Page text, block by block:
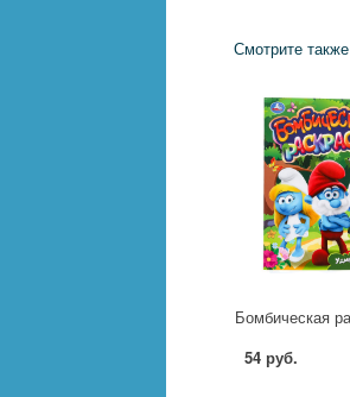
Смотрите также
54 руб.